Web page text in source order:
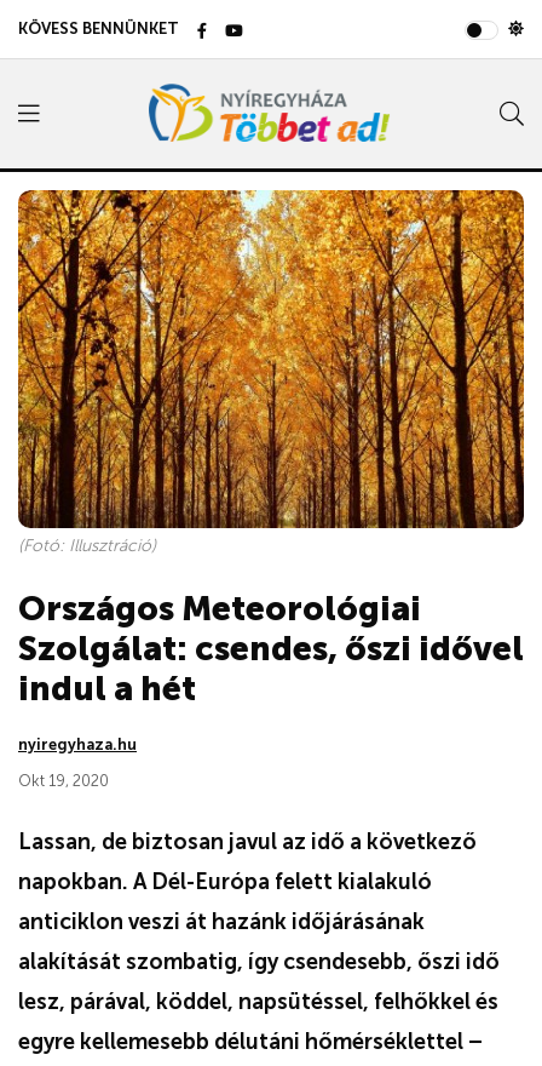
KÖVESS BENNÜNKET
(Fotó: Illusztráció)
Országos Meteorológiai
Szolgálat: csendes, őszi idővel
indul a hét
nyiregyhaza.hu
Okt 19, 2020
Lassan, de biztosan javul az idő a következő
napokban. A Dél-Európa felett kialakuló
anticiklon veszi át hazánk időjárásának
alakítását szombatig, így csendesebb, őszi idő
lesz, párával, köddel, napsütéssel, felhőkkel és
egyre kellemesebb délutáni hőmérséklettel –